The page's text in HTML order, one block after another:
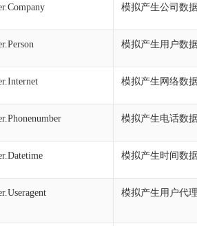
模拟产生公司数
模拟产生用户数
模拟产生网络数
模拟产生电话数
模拟产生时间数
模拟产生用户代